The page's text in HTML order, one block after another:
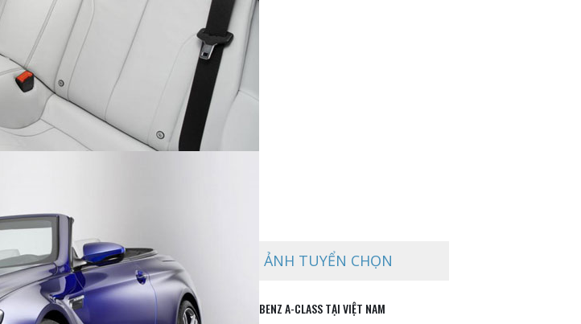
CHEVROLET COLORADO HIGH COUNTRY
autodaily
1.043 lượt xem - 19/10/2015
MERCEDES-AMG GT S
autodaily
ẢNH TUYỂN CHỌN
MERCEDES-BENZ A-CLASS TẠI VIỆT NAM